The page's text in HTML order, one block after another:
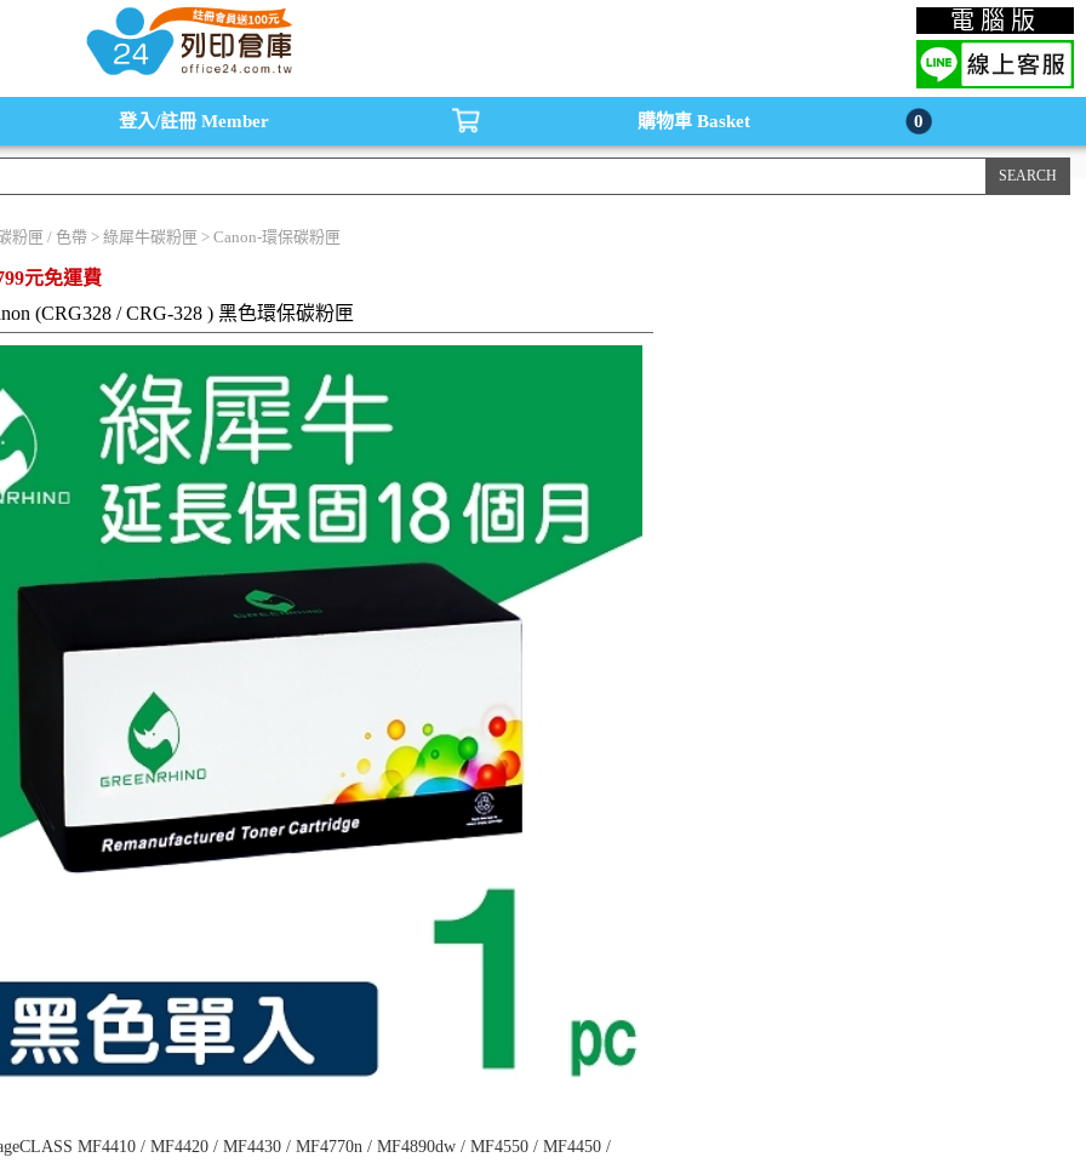
水匣,原廠碳粉匣，副廠碳粉匣，環保碳粉匣,連續供墨印表機-office24列印倉庫線上購物手機版 電腦版
登入/註冊 Member 購物車 Basket 0
粉匣 / 色帶 > 綠犀牛碳粉匣 > Canon-環保碳粉匣
元免運費
(CRG328 / CRG-328 ) 黑色環保碳粉匣
MF4410 / MF4420 / MF4430 / MF4770n / MF4890dw / MF4550 / MF4450 /